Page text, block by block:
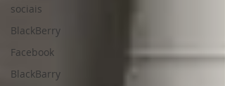
sociais
BlackBerry
Facebook
BlackBarry